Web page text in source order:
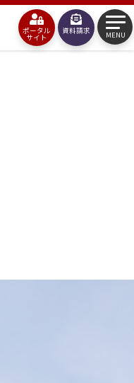
ポータル
サイト
資料請求 MENU